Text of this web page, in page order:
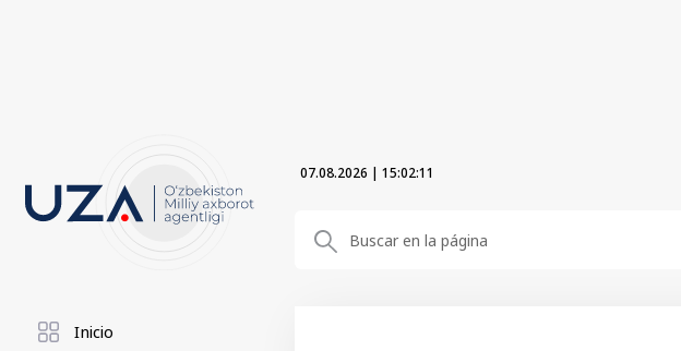
07.08.2026 | 15:02:12
Inicio